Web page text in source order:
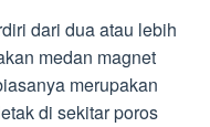
dari dua atau lebih
medan magnet
merupakan
di sekitar poros